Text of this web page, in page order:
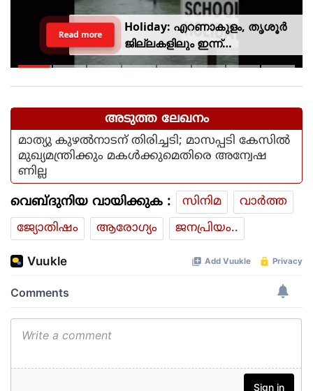
ഇറാന്‍-ഒമാന്‍ കരാര്‍: ഹോര്‍മുസ്
കടലിടുക്കില്‍ നിന്ന് യുഎസ്,
ഇസ്രായേല്‍ കപ്പലുകളെ
Read more
അടുത്ത ലേഖനം
മാത്യു കുഴല്‍നാടന് തിരിച്ചടി; മാസപ്പടി കേസില്‍
മുഖ്യമന്ത്രിക്കും മകള്‍ക്കുമെതിരെ അന്വേഷ
ണില്ല
വെബ്ദുനിയ വായിക്കുക : സിനിമ
വാര്‍ത്ത
ജ്യോതിഷം
ആരോഗ്യം ജനപ്രിയം..